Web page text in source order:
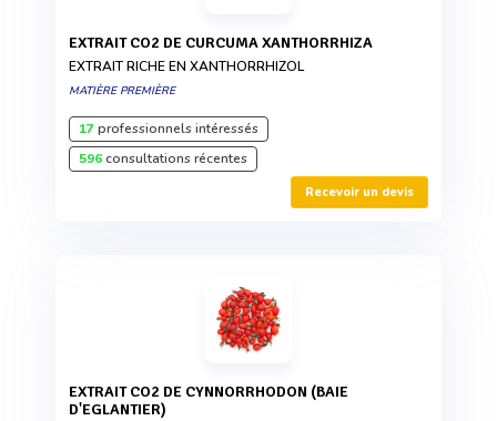
EXTRAIT CO2 DE CURCUMA XANTHORRHIZA
EXTRAIT RICHE EN XANTHORRHIZOL
MATIÈRE PREMIÈRE
17professionnels intéressés
596consultations récentes
Recevoir un devis
EXTRAIT CO2 DE CYNNORRHODON (BAIE
D'EGLANTIER)